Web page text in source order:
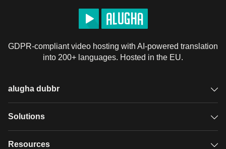
GDPR-compliant video hosting with AI-powered translation
into 200+ languages. Hosted in the EU.
alugha dubbr
Overview
Solutions
GDPR video hosting
Resources